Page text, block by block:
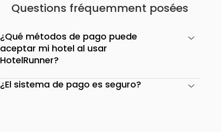
Questions fréquemment posées
¿Qué métodos de pago puede
aceptar mi hotel al usar
HotelRunner?
¿El sistema de pago es seguro?